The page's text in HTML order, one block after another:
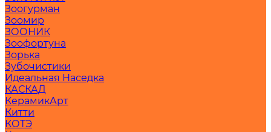
Зоогурман
Зоомир
ЗООНИК
Зоофортуна
Зорька
Зубочистики
Идеальная Наседка
КАСКАД
КерамикАрт
Китти
КОТЭ